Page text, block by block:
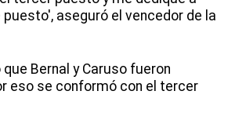
aseguró el vencedor de la
Bernal y Caruso fueron
eso se conformó con el tercer